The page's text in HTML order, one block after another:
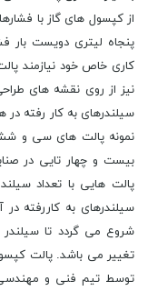
از کپسول های گاز با
پنجاه لیتری دویست
کاری خاص خود نیازمند
نیز از روی نقشه های
سیلندرهای به کار رفته
نمونه پالت های سی و شش
بیست و چهار تایی در
پالت هایی با تعداد
سیلندرهای به کاررفته
شروع می گردد تا سیلندر
تغییر می باشد. پالت
توسط تیم فنی و